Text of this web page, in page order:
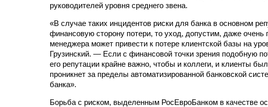
руководителей уровня среднего звена.
«В случае таких инцидентов риски для банка в основном
финансовую сторону потери, то уход, допустим, даже очень
менеджера может привести к потере клиентской базы на
Грузинский. — Если с финансовой точки зрения подобную
его репутации крайне важно, чтобы и коллеги, и клиенты
проникнет за пределы автоматизированной банковской
банка».
Борьба с риском, выделенным РосЕвро­Банком в качестве